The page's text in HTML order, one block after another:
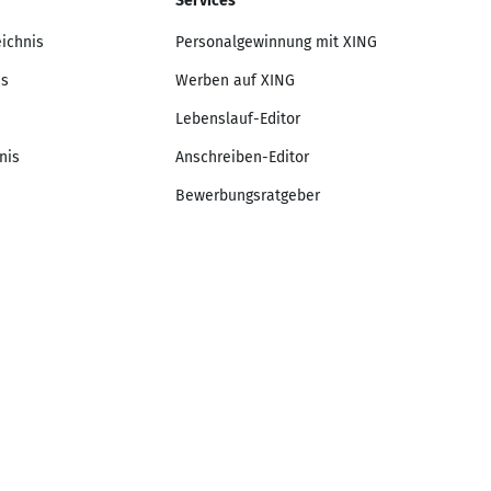
Personalgewinnung mit XING
Werben auf XING
Lebenslauf-Editor
Anschreiben-Editor
Bewerbungsratgeber